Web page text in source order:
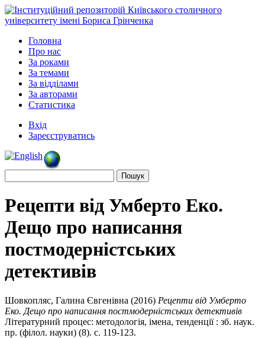
Головна
Про нас
За роками
За темами
За відділами
За авторами
Статистика
Вхід
Зареєструватись
Рецепти від Умберто Еко.
Дещо про написання
постмодерністських
детективів
Шовкопляс, Галина Євгенівна (2016) Рецепти від Умберто
Еко. Дещо про написання постмодерністських детективів
Літературний процес: методологія, імена, тенденції : зб. наук.
пр. (філол. науки) (8). с. 119-123.